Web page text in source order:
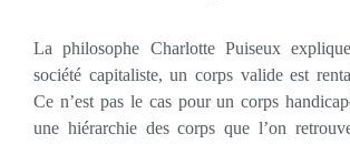
La philosophe Charlotte Puiseux
société capitaliste, un corps valide est
Ce n’est pas le cas pour un corps
une hiérarchie des corps que l’on